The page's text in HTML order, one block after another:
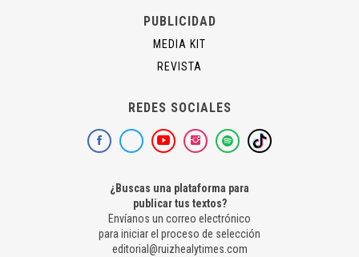
PUBLICIDAD
MEDIA KIT
REVISTA
REDES SOCIALES
¿Buscas una plataforma para
publicar tus textos?
Envíanos un correo electrónico
para iniciar el proceso de selección
editorial@ruizhealytimes.com